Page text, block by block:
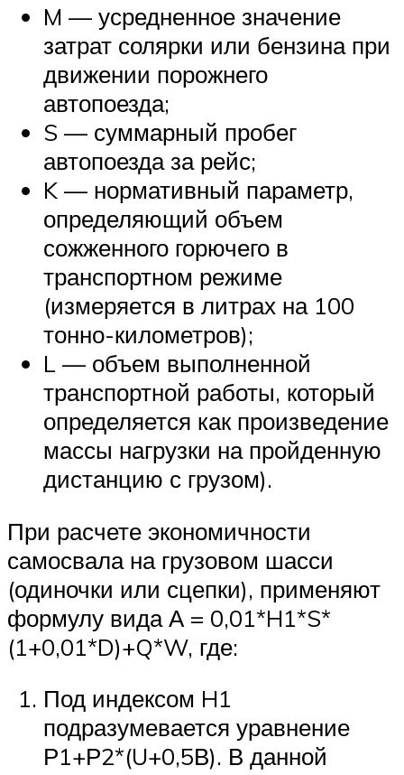
M — усредненное значение
затрат солярки или бензина при
движении порожнего
автопоезда;
S — суммарный пробег
автопоезда за рейс;
K — нормативный параметр,
определяющий объем
сожженного горючего в
транспортном режиме
(измеряется в литрах на 100
тонно-километров);
L — объем выполненной
транспортной работы, который
определяется как произведение
массы нагрузки на пройденную
дистанцию с грузом).
При расчете экономичности
самосвала на грузовом шасси
(одиночки или сцепки), применяют
формулу вида А = 0,01*H1*S*
(1+0,01*D)+Q*W, где:
Под индексом H1
подразумевается уравнение
Р1+Р2*(U+0,5В). В данной